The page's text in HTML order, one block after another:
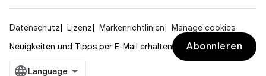
Datenschutz Lizenz Markenrichtlinien
Manage cookies
Neuigkeiten und Tipps per E-Mail erhalten
Abonnieren